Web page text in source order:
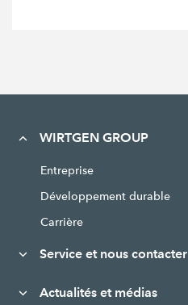
WIRTGEN GROUP
Entreprise
Développement durable
Carrière
Service et nous contacter
Actualités et médias